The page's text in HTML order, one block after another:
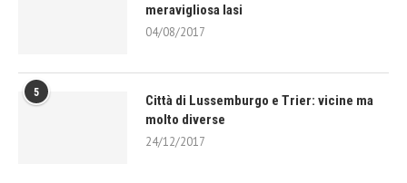
meravigliosa Iasi
04/08/2017
5
Città di Lussemburgo e Trier: vicine ma
molto diverse
24/12/2017